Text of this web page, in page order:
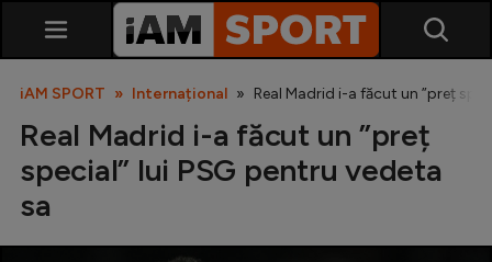
iAM SPORT Internațional Real Madrid i-a făcut un ”preț
Real Madrid i-a făcut un ”preț
special” lui PSG pentru vedeta
sa